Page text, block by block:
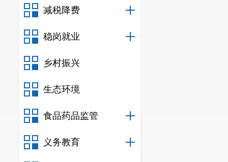
减税降费
稳岗就业
乡村振兴
生态环境
食品药品监管
义务教育